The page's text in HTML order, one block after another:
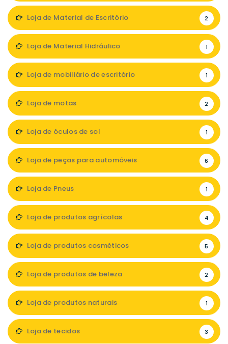
Loja de Material de Escritório 2
Loja de Material Hidráulico 1
Loja de mobiliário de escritório 1
Loja de motas 2
Loja de óculos de sol 1
Loja de peças para automóveis 6
Loja de Pneus 1
Loja de produtos agrícolas 4
Loja de produtos cosméticos 5
Loja de produtos de beleza 2
Loja de produtos naturais 1
Loja de tecidos 3